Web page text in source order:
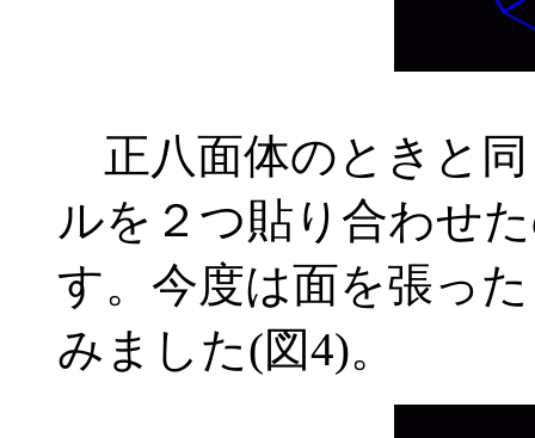
正八面体のときと
ルを２つ貼り合わせ
す。今度は面を張っ
みました(図4)。